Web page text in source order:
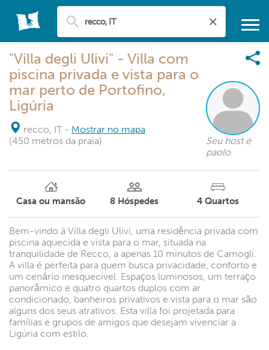
"Villa degli Ulivi" - Villa com
piscina privada e vista para o
mar perto de Portofino,
Ligúria
recco, IT - Mostrar no mapa
(450 metros da praia)
Seu host é
paolo
Casa ou mansão 8 Hóspedes 4 Quartos
Bem-vindo à Villa degli Ulivi, uma residência privada com
piscina aquecida e vista para o mar, situada na
tranquilidade de Recco, a apenas 10 minutos de Camogli.
A villa é perfeita para quem busca privacidade, conforto e
um cenário inesquecível. Espaços luminosos, um terraço
panorâmico e quatro quartos duplos com ar
condicionado, banheiros privativos e vista para o mar são
alguns dos seus atrativos. Esta villa foi projetada para
famílias e grupos de amigos que desejam vivenciar a
Ligúria com estilo.